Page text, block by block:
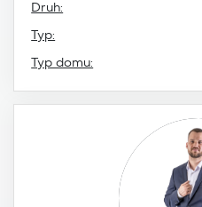
Druh:
Typ:
Typ domu: